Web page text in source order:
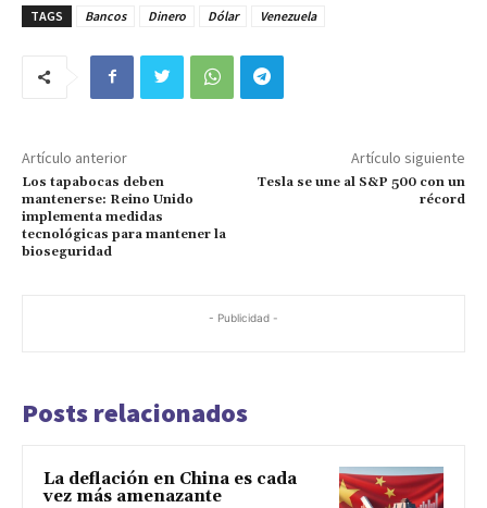
TAGS Bancos Dinero Dólar Venezuela
Artículo anterior
Los tapabocas deben
mantenerse: Reino Unido
implementa medidas
tecnológicas para mantener la
bioseguridad
Artículo siguiente
Tesla se une al S&P 500 con un
récord
- Publicidad -
Posts relacionados
La deflación en China es cada
vez más amenazante